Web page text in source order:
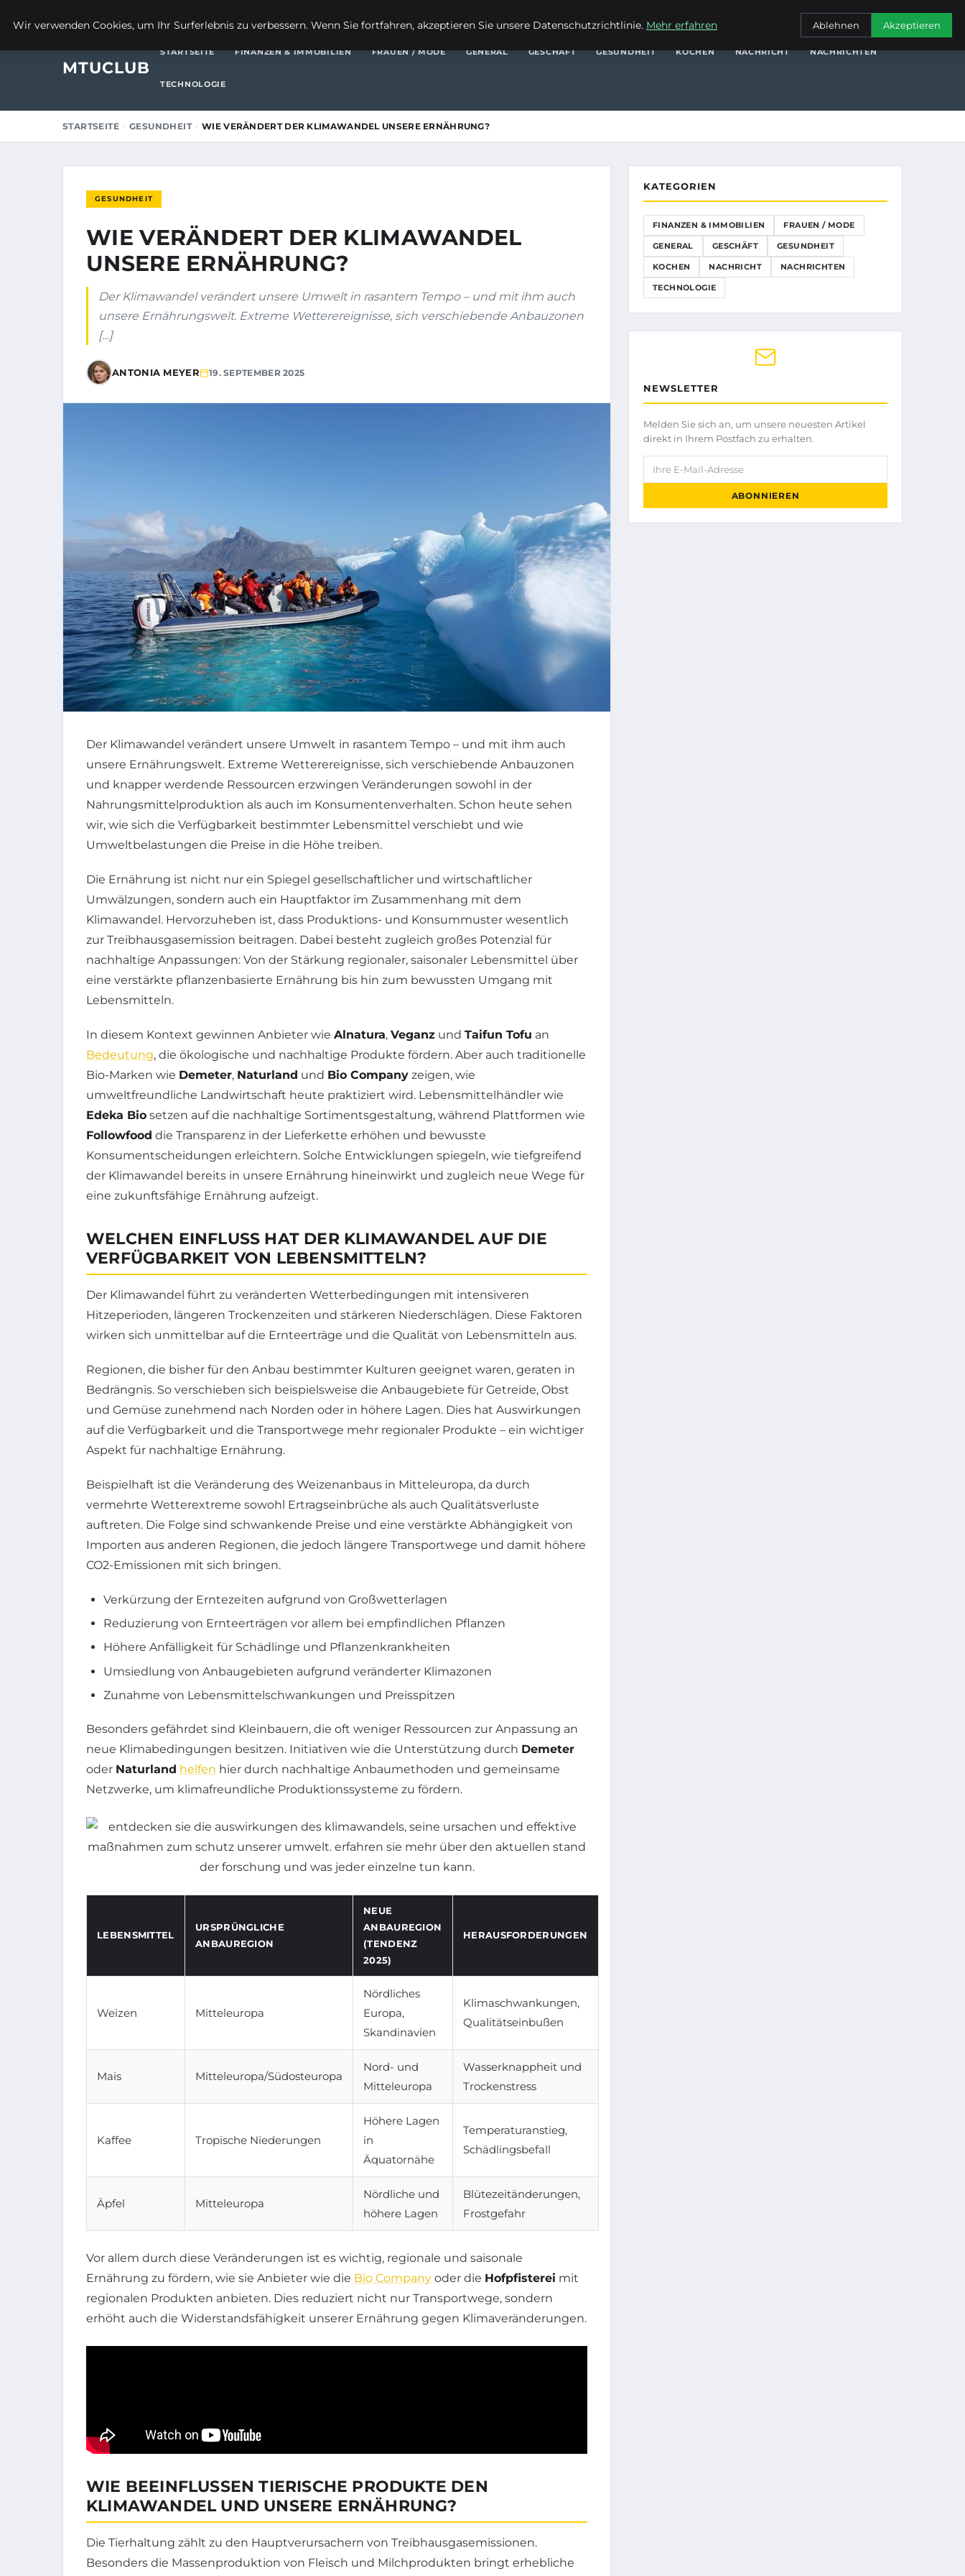
FRAUEN / MODEGENERALGESCHÄFT
MTUCLUB
STARTSEITE FINANZEN & IMMOBILIEN FRAUEN / MODE GENERAL GESCHÄFT GESUNDHEIT KOCHEN NACHRICHT NACHRICHTEN
TECHNOLOGIE
STARTSEITE GESUNDHEIT WIE VERÄNDERT DER KLIMAWANDEL UNSERE ERNÄHRUNG?
GESUNDHEIT
WIE VERÄNDERT DER KLIMAWANDEL
UNSERE ERNÄHRUNG?
Der Klimawandel verändert unsere Umwelt in rasantem Tempo – und mit ihm auch
unsere Ernährungswelt. Extreme Wetterereignisse, sich verschiebende Anbauzonen
[…]
ANTONIA MEYER 19. SEPTEMBER 2025
Der Klimawandel verändert unsere Umwelt in rasantem Tempo – und mit ihm auch
unsere Ernährungswelt. Extreme Wetterereignisse, sich verschiebende Anbauzonen
und knapper werdende Ressourcen erzwingen Veränderungen sowohl in der
Nahrungsmittelproduktion als auch im Konsumentenverhalten. Schon heute sehen
wir, wie sich die Verfügbarkeit bestimmter Lebensmittel verschiebt und wie
Umweltbelastungen die Preise in die Höhe treiben.
Die Ernährung ist nicht nur ein Spiegel gesellschaftlicher und wirtschaftlicher
Umwälzungen, sondern auch ein Hauptfaktor im Zusammenhang mit dem
Klimawandel. Hervorzuheben ist, dass Produktions- und Konsummuster wesentlich
zur Treibhausgasemission beitragen. Dabei besteht zugleich großes Potenzial für
nachhaltige Anpassungen: Von der Stärkung regionaler, saisonaler Lebensmittel über
eine verstärkte pflanzenbasierte Ernährung bis hin zum bewussten Umgang mit
Lebensmitteln.
In diesem Kontext gewinnen Anbieter wie Alnatura, Veganz und Taifun Tofu an
Bedeutung, die ökologische und nachhaltige Produkte fördern. Aber auch traditionelle
Bio-Marken wie Demeter, Naturland und Bio Company zeigen, wie
umweltfreundliche Landwirtschaft heute praktiziert wird. Lebensmittelhändler wie
Edeka Bio setzen auf die nachhaltige Sortimentsgestaltung, während Plattformen wie
Followfood die Transparenz in der Lieferkette erhöhen und bewusste
Konsumentscheidungen erleichtern. Solche Entwicklungen spiegeln, wie tiefgreifend
der Klimawandel bereits in unsere Ernährung hineinwirkt und zugleich neue Wege für
eine zukunftsfähige Ernährung aufzeigt.
WELCHEN EINFLUSS HAT DER KLIMAWANDEL AUF DIE
VERFÜGBARKEIT VON LEBENSMITTELN?
Der Klimawandel führt zu veränderten Wetterbedingungen mit intensiveren
Hitzeperioden, längeren Trockenzeiten und stärkeren Niederschlägen. Diese Faktoren
wirken sich unmittelbar auf die Ernteerträge und die Qualität von Lebensmitteln aus.
Regionen, die bisher für den Anbau bestimmter Kulturen geeignet waren, geraten in
Bedrängnis. So verschieben sich beispielsweise die Anbaugebiete für Getreide, Obst
und Gemüse zunehmend nach Norden oder in höhere Lagen. Dies hat Auswirkungen
auf die Verfügbarkeit und die Transportwege mehr regionaler Produkte – ein wichtiger
Aspekt für nachhaltige Ernährung.
Beispielhaft ist die Veränderung des Weizenanbaus in Mitteleuropa, da durch
vermehrte Wetterextreme sowohl Ertragseinbrüche als auch Qualitätsverluste
auftreten. Die Folge sind schwankende Preise und eine verstärkte Abhängigkeit von
Importen aus anderen Regionen, die jedoch längere Transportwege und damit höhere
CO2-Emissionen mit sich bringen.
Verkürzung der Erntezeiten aufgrund von Großwetterlagen
Reduzierung von Ernteerträgen vor allem bei empfindlichen Pflanzen
Höhere Anfälligkeit für Schädlinge und Pflanzenkrankheiten
Umsiedlung von Anbaugebieten aufgrund veränderter Klimazonen
Zunahme von Lebensmittelschwankungen und Preisspitzen
Besonders gefährdet sind Kleinbauern, die oft weniger Ressourcen zur Anpassung an
neue Klimabedingungen besitzen. Initiativen wie die Unterstützung durch Demeter
oder Naturland helfen hier durch nachhaltige Anbaumethoden und gemeinsame
Netzwerke, um klimafreundliche Produktionssysteme zu fördern.
LEBENSMITTEL
URSPRÜNGLICHE
ANBAUREGION
NEUE
ANBAUREGION
(TENDENZ
2025)
HERAUSFORDERUNGEN
Weizen Mitteleuropa
Nördliches
Europa,
Skandinavien
Klimaschwankungen,
Qualitätseinbußen
Mais Mitteleuropa/Südosteuropa
Nord- und
Mitteleuropa
Wasserknappheit und
Trockenstress
Kaffee Tropische Niederungen
Höhere Lagen
in
Äquatornähe
Temperaturanstieg,
Schädlingsbefall
Äpfel Mitteleuropa
Nördliche und
höhere Lagen
Blütezeitänderungen,
Frostgefahr
Vor allem durch diese Veränderungen ist es wichtig, regionale und saisonale
Ernährung zu fördern, wie sie Anbieter wie die Bio Company oder die Hofpfisterei mit
regionalen Produkten anbieten. Dies reduziert nicht nur Transportwege, sondern
erhöht auch die Widerstandsfähigkeit unserer Ernährung gegen Klimaveränderungen.
WIE BEEINFLUSSEN TIERISCHE PRODUKTE DEN
KLIMAWANDEL UND UNSERE ERNÄHRUNG?
Die Tierhaltung zählt zu den Hauptverursachern von Treibhausgasemissionen.
Besonders die Massenproduktion von Fleisch und Milchprodukten bringt erhebliche
KATEGORIEN
FINANZEN & IMMOBILIEN FRAUEN / MODE
GENERAL GESCHÄFT GESUNDHEIT
KOCHEN NACHRICHT NACHRICHTEN
TECHNOLOGIE
NEWSLETTER
Melden Sie sich an, um unsere neuesten Artikel
direkt in Ihrem Postfach zu erhalten.
Ihre E-Mail-Adresse
ABONNIEREN
Wir verwenden Cookies, um Ihr Surferlebnis zu verbessern. Wenn Sie fortfahren, akzeptieren Sie unsere Datenschutzrichtlinie. Mehr erfahren Ablehnen Akzeptieren